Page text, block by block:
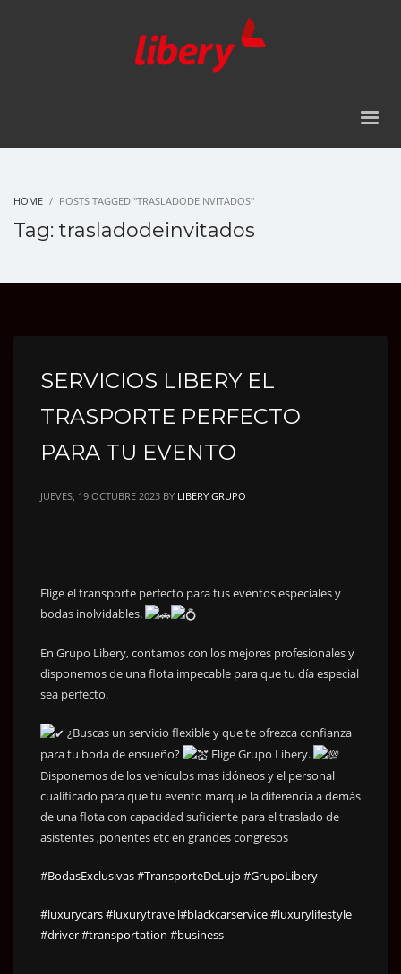
HOME POSTS TAGGED "TRASLADODEINVITADOS"
Tag: trasladodeinvitados
SERVICIOS LIBERY EL
TRASPORTE PERFECTO
PARA TU EVENTO
JUEVES, 19 OCTUBRE 2023 BY LIBERY GRUPO
Elige el transporte perfecto para tus eventos especiales y
bodas inolvidables.
En Grupo Libery, contamos con los mejores profesionales y
disponemos de una flota impecable para que tu día especial
sea perfecto.
¿Buscas un servicio flexible y que te ofrezca confianza
para tu boda de ensueño?
Elige Grupo Libery.
Disponemos de los vehículos mas idóneos y el personal
cualificado para que tu evento marque la diferencia a demás
de una flota con capacidad suficiente para el traslado de
asistentes ,ponentes etc en grandes congresos
#BodasExclusivas#TransporteDeLujo #GrupoLibery
#luxurycars#luxurytrave l#blackcarservice#luxurylifestyle
#driver#transportation #business